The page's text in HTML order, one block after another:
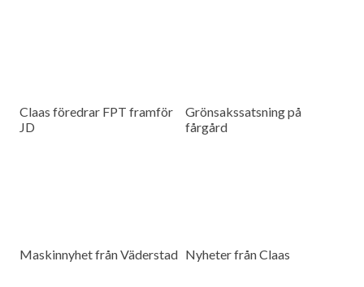
Claas föredrar FPT framför
JD
Grönsakssatsning på
fårgård
Maskinnyhet från Väderstad Nyheter från Claas